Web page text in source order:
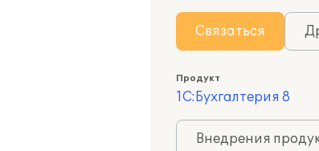
Связаться
Продукт
1С:Бухгалтерия 8
Внедрения